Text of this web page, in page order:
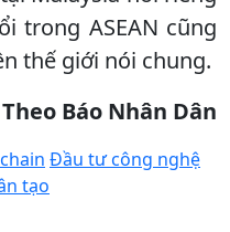
trong ASEAN cũng
thế giới nói chung.
Theo Báo Nhân Dân
Đầu tư công nghệ
tạo